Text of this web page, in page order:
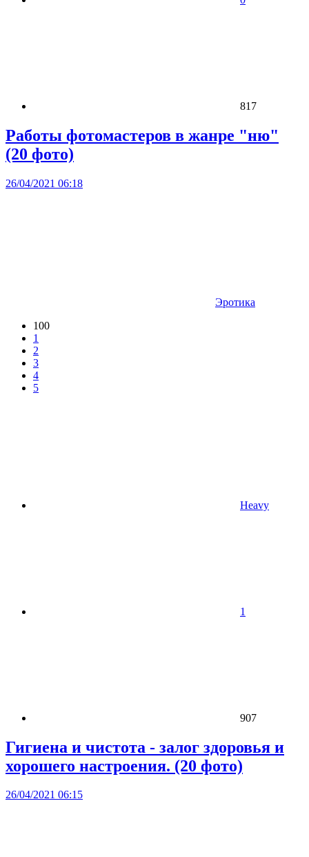
817
Работы фотомастеров в жанре "ню"
(20 фото)
26/04/2021 06:18
Эротика
100
1
2
3
4
5
Heavy
1
907
Гигиена и чистота - залог здоровья и
хорошего настроения. (20 фото)
26/04/2021 06:15